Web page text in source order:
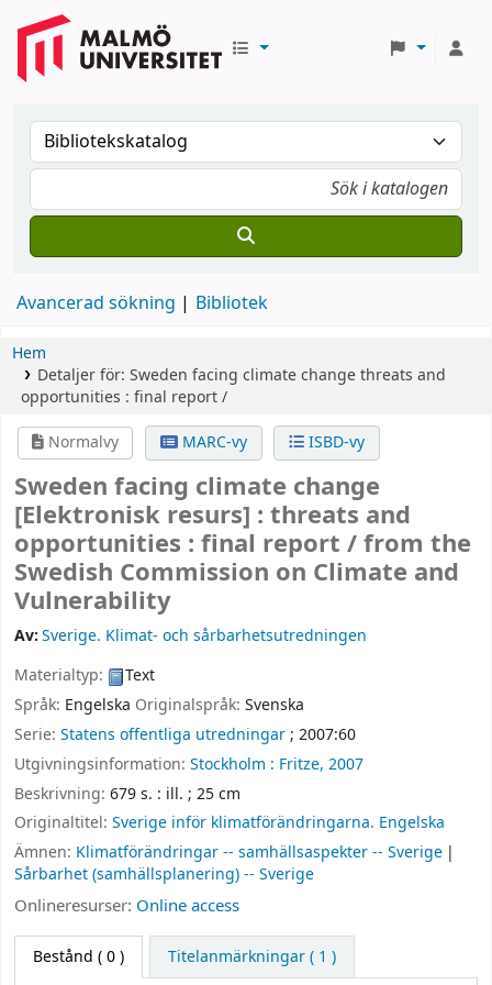
Avancerad sökning Bibliotek
Hem
Detaljer för: Sweden facing climate changethreats and
opportunities : final report /
Normalvy
MARC-vy ISBD-vy
Sweden facing climate change
[Elektronisk resurs] : threats and
opportunities : final report /from the
Swedish Commission on Climate and
Vulnerability
Av:Sverige. Klimat- och sårbarhetsutredningen
Materialtyp:
Text
Språk: Engelska Originalspråk: Svenska
Serie: Statens offentliga utredningar; 2007:60
Utgivningsinformation: Stockholm : Fritze, 2007
Beskrivning: 679 s. : ill. ; 25 cm
Originaltitel: Sverige inför klimatförändringarna. Engelska
Ämnen: Klimatförändringar -- samhällsaspekter -- Sverige
Sårbarhet (samhällsplanering) -- Sverige
Onlineresurser: Online access
Bestånd ( 0 ) Titelanmärkningar ( 1 )